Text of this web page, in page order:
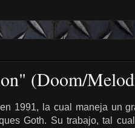
(Doom/
1991, la cual maneja un
Goth. Su trabajo, tal